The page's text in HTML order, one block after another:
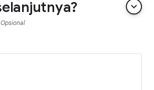
keyboard_arrow_down
Opsional